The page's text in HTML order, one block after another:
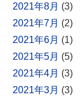
2021年8月 (3)
2021年7月 (2)
2021年6月 (1)
2021年5月 (5)
2021年4月 (3)
2021年3月 (3)